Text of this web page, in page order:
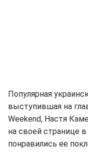
Популярная
выступившая на
Weekend, Настя
на своей странице в
понравились ее